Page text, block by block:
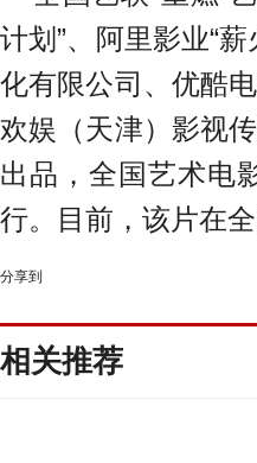
计划 ”、阿里影业“薪
化有限公司、优酷
欢娱（天津）影视
出品，全国艺术电
行。目前，该片在
分享到
相关推荐